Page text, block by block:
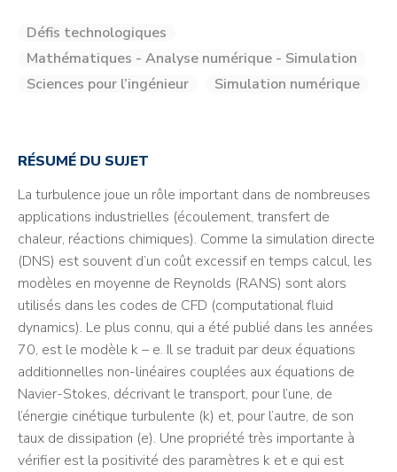
Défis technologiques
Mathématiques - Analyse numérique - Simulation
Sciences pour l’ingénieur
Simulation numérique
RÉSUMÉ DU SUJET
La turbulence joue un rôle important dans de nombreuses
applications industrielles (écoulement, transfert de
chaleur, réactions chimiques). Comme la simulation directe
(DNS) est souvent d’un coût excessif en temps calcul, les
modèles en moyenne de Reynolds (RANS) sont alors
utilisés dans les codes de CFD (computational fluid
dynamics). Le plus connu, qui a été publié dans les années
70, est le modèle k – e. Il se traduit par deux équations
additionnelles non-linéaires couplées aux équations de
Navier-Stokes, décrivant le transport, pour l’une, de
l’énergie cinétique turbulente (k) et, pour l’autre, de son
taux de dissipation (e). Une propriété très importante à
vérifier est la positivité des paramètres k et e qui est